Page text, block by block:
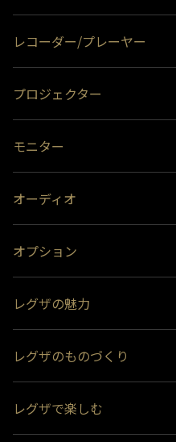
レコーダー/プレーヤー
プロジェクター
モニター
オーディオ
オプション
レグザの魅力
レグザのものづくり
受賞履歴
レグザで楽しむ